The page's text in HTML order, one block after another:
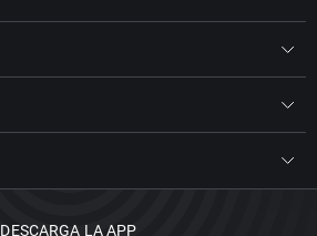
DESCARGA LA APP